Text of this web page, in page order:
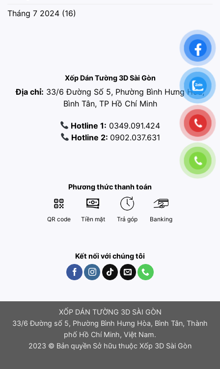
Tháng 7 2024 (16)
Xốp Dán Tường 3D Sài Gòn
Địa chỉ: 33/6 Đường Số 5, Phường Bình Hưng Hòa,
Bình Tân, TP Hồ Chí Minh
Hotline 1: 0349.091.424
Hotline 2: 0902.037.631
Phương thức thanh toán
QR code Tiền mặt Trả góp Banking
Kết nối với chúng tôi
XỐP DÁN TƯỜNG 3D SÀI GÒN
33/6 Đường số 5, Phường Bình Hưng Hòa, Bình Tân, Thành
phố Hồ Chí Minh, Việt Nam.
2023 © Bản quyền Sở hữu thuộc Xốp 3D Sài Gòn